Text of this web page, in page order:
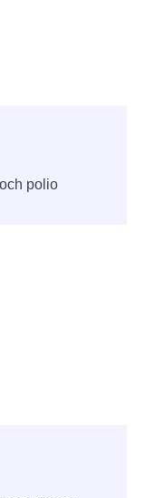
polio